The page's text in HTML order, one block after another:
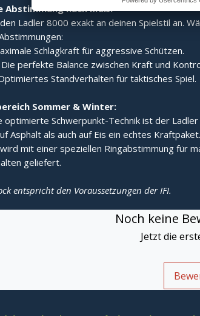
Abstimmung nach Maß:
Ladler 8000 exakt an deinen Spielstil an.
Schlagkraft für aggressive Schützen.
Die perfekte Balance zwischen Kraft und
Standverhalten für taktisches Spiel.
Sommer & Winter:
optimierte Schwerpunkt-Technik ist der
Asphalt als auch auf Eis ein echtes
mit einer speziellen Ringabstimmung für
geliefert.
entspricht den Voraussetzungen der IFI.
Noch keine
Jetzt die